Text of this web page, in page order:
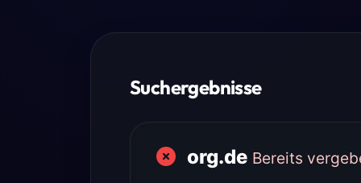
Suchergebnisse
org.de Bereits